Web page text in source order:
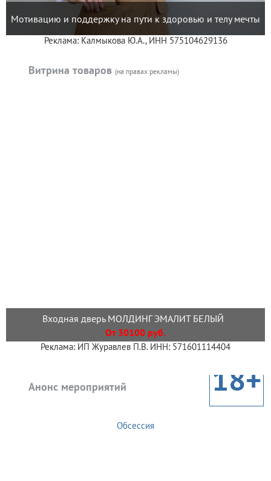
Мотивацию и поддержку на пути к здоровью и телу мечты
Реклама: Калмыкова Ю.А., ИНН 575104629136
Витрина товаров (на правах рекламы)
Входная дверь МОЛДИНГ ЭМАЛИТ БЕЛЫЙ
От 30100 руб.
Реклама: ИП Журавлев П.В. ИНН: 571601114404
Анонс мероприятий 18+
Обсессия